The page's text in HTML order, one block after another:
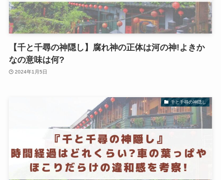
【千と千尋の神隠し】腐れ神の正体は河の神!よきか
なの意味は何?
2024年1月5日
千と千尋の神隠し